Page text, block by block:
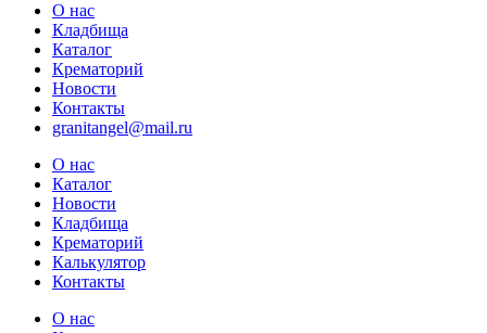
О нас
Кладбища
Каталог
Крематорий
Новости
Контакты
granitangel@mail.ru
О нас
Каталог
Новости
Кладбища
Крематорий
Калькулятор
Контакты
О нас